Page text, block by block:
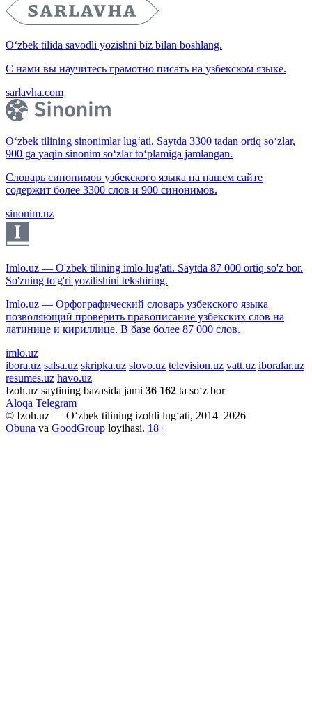
O‘zbek tilida savodli yozishni biz bilan boshlang.
С нами вы научитесь грамотно писать на узбекском языке.
sarlavha.com
O‘zbek tilining sinonimlar lug‘ati. Saytda 3300 tadan ortiq so‘zlar,
900 ga yaqin sinonim so‘zlar to‘plamiga jamlangan.
Словарь синонимов узбекского языка на нашем сайте
содержит более 3300 слов и 900 синонимов.
sinonim.uz
Imlo.uz — O'zbek tilining imlo lug'ati. Saytda 87 000 ortiq so'z bor.
So'zning to'g'ri yozilishini tekshiring.
Imlo.uz — Орфографический словарь узбекского языка
позволяющий проверить правописание узбекских слов на
латинице и кириллице. В базе более 87 000 слов.
imlo.uz
ibora.uz salsa.uz skripka.uz slovo.uz television.uz vatt.uz iboralar.uz
resumes.uz havo.uz
Izoh.uz saytining bazasida jami 36 162 ta so‘z bor
Aloqa Telegram
© Izoh.uz — O‘zbek tilining izohli lug‘ati, 2014–2026
Obuna va GoodGroup loyihasi. 18+